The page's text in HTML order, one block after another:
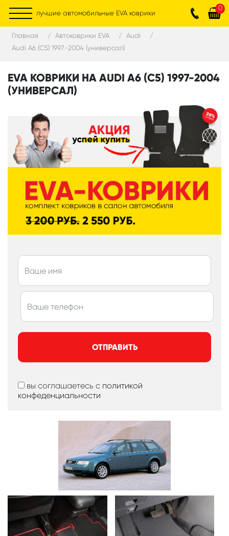
лучшие автомобильные EVA коврики
0
Главная Автоковрики EVA
Audi
Audi A6 (C5) 1997-2004 (универсал)
EVA КОВРИКИ НА AUDI A6 (C5) 1997-2004
(УНИВЕРСАЛ)
ОТПРАВИТЬ
вы соглашаетесь с политикой
конфеденциальности